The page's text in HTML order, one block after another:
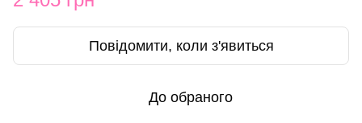
Повідомити, коли з'явиться
До обраного